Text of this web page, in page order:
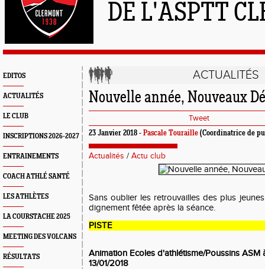
DE L'ASPTT
EDITOS
ACTUALITÉS
LE CLUB
INSCRIPTIONS 2026-2027
ENTRAINEMENTS
COACH ATHLÉ SANTÉ
LES ATHLÈTES
LA COURSTACHE 2025
MEETING DES VOLCANS
RÉSULTATS
ACTUALITÉS
Nouvelle année, Nouveaux
Tweet
23 Janvier 2018 - Pascale Touraille (Coordinatrice de
Actualités / Actu club
Sans oublier les retrouvailles des plus
dignement fêtée après la séance.
PISTE
Animation Ecoles d'athlétisme/Poussins ASM
13/01/2018